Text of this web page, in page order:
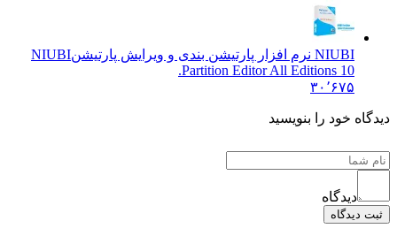
NIUBI نرم افزار پارتیشن بندی و ویرایش پارتیشن
NIUBI
Partition Editor All Editions 10.
۳۰٬۶۷۵
دیدگاه خود را بنویسید
دیدگاه
ثبت دیدگاه